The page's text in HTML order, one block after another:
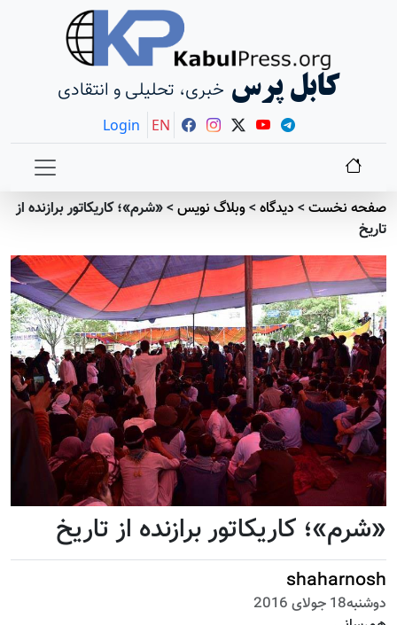
کابل پرس خبری، تحلیلی و انتقادی
Login EN
صفحه نخست> دیدگاه>وبلاگ نویس>«شرم»؛ کاریکاتور برازنده از
تاریخ
«شرم»؛ کاریکاتور برازنده از تاریخ
shaharnosh
دوشنبه18 جولای 2016